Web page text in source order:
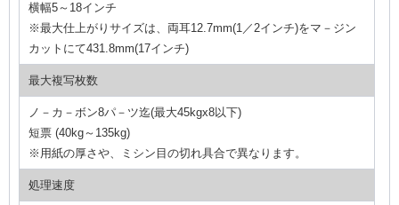
横幅5～18インチ
※最大仕上がりサイズは、両耳12.7mm(1／2インチ)をマ－ジン
カットにて431.8mm(17インチ)
最大複写枚数
ノ－カ－ボン8パ－ツ迄(最大45kgx8以下)
短票 (40kg～135kg)
※用紙の厚さや、ミシン目の切れ具合で異なります。
処理速度